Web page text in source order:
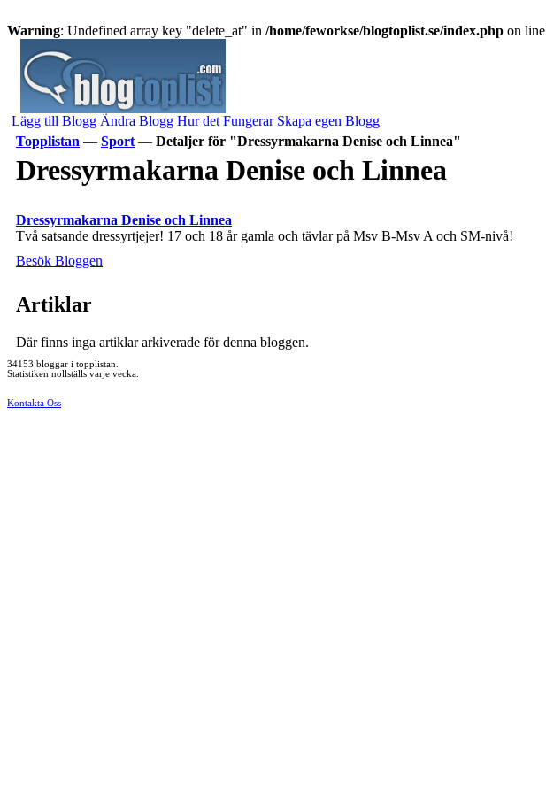
Warning: Undefined array key "delete_at" in /home/feworkse/blogtoplist.se/index.php on line
Lägg till Blogg Ändra Blogg Hur det Fungerar Skapa egen Blogg
Topplistan — Sport — Detaljer för "Dressyrmakarna Denise och Linnea"
Dressyrmakarna Denise och Linnea
Dressyrmakarna Denise och Linnea
Två satsande dressyrtjejer! 17 och 18 år gamla och tävlar på Msv B-Msv A och SM-nivå!
Besök Bloggen
Artiklar
Där finns inga artiklar arkiverade för denna bloggen.
34153 bloggar i topplistan.
Statistiken nollställs varje vecka.
Kontakta Oss